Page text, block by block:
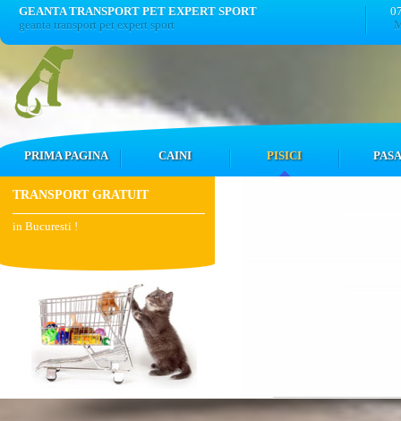
GEANTA TRANSPORT PET EXPERT SPORT
geanta transport pet expert sport
PRIMA PAGINA CAINI PISICI
TRANSPORT GRATUIT
in Bucuresti !